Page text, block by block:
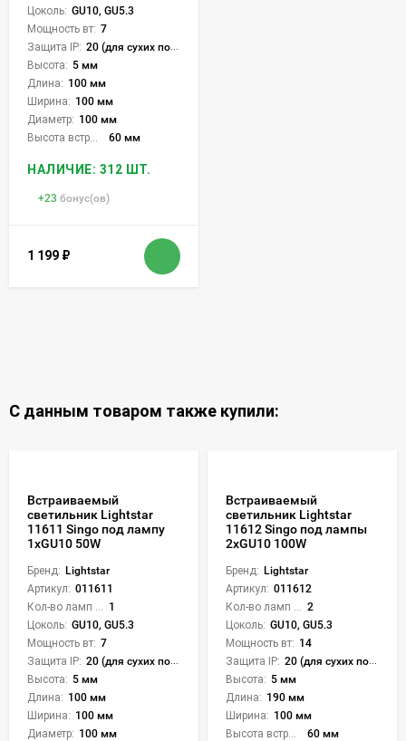
Цоколь: GU10, GU5.3
Мощность вт: 7
Защита IP: 20 (для сухих пом.)
Высота: 5 мм
Длина: 100 мм
Ширина: 100 мм
Диаметр: 100 мм
60 мм
НАЛИЧИЕ: 312 ШТ.
+23 бонус(ов)
1 199 ₽
С данным товаром также купили:
Встраиваемый
светильник Lightstar
11611 Singo под лампу
1xGU10 50W
Бренд: Lightstar
Артикул: 011611
1
Цоколь: GU10, GU5.3
Мощность вт: 7
Защита IP: 20 (для сухих пом.)
Высота: 5 мм
Длина: 100 мм
Ширина: 100 мм
Диаметр: 100 мм
Встраиваемый
светильник Lightstar
11612 Singo под лампы
2xGU10 100W
Бренд: Lightstar
Артикул: 011612
2
Цоколь: GU10, GU5.3
Мощность вт: 14
Защита IP: 20 (для сухих пом.)
Высота: 5 мм
Длина: 190 мм
Ширина: 100 мм
60 мм